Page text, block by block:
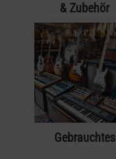
& Zubehör
Gebrauchtes